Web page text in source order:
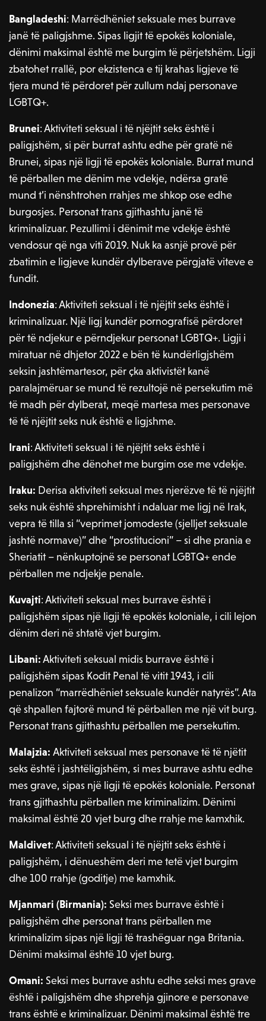
Bangladeshi: Marrëdhëniet seksuale mes burrave
janë të paligjshme. Sipas ligjit të epokës koloniale,
dënimi maksimal është me burgim të përjetshëm. Ligji
zbatohet rrallë, por ekzistenca e tij krahas ligjeve të
tjera mund të përdoret për zullum ndaj personave
LGBTQ+.
Brunei: Aktiviteti seksual i të njëjtit seks është i
paligjshëm, si për burrat ashtu edhe për gratë në
Brunei, sipas një ligji të epokës koloniale. Burrat mund
të përballen me dënim me vdekje, ndërsa gratë
mund t’i nënshtrohen rrahjes me shkop ose edhe
burgosjes. Personat trans gjithashtu janë të
kriminalizuar. Pezullimi i dënimit me vdekje është
vendosur që nga viti 2019. Nuk ka asnjë provë për
zbatimin e ligjeve kundër dylberave përgjatë viteve e
fundit.
Indonezia: Aktiviteti seksual i të njëjtit seks është i
kriminalizuar. Një ligj kundër pornografisë përdoret
për të ndjekur e përndjekur personat LGBTQ+. Ligji i
miratuar në dhjetor 2022 e bën të kundërligjshëm
seksin jashtëmartesor, për çka aktivistët kanë
paralajmëruar se mund të rezultojë në persekutim më
të madh për dylberat, meqë martesa mes personave
të të njëjtit seks nuk është e ligjshme.
Irani: Aktiviteti seksual i të njëjtit seks është i
paligjshëm dhe dënohet me burgim ose me vdekje.
Iraku: Derisa aktiviteti seksual mes njerëzve të të njëjtit
seks nuk është shprehimisht i ndaluar me ligj në Irak,
vepra të tilla si “veprimet jomodeste (sjelljet seksuale
jashtë normave)” dhe “prostitucioni” – si dhe prania e
Sheriatit – nënkuptojnë se personat LGBTQ+ ende
përballen me ndjekje penale.
Kuvajti: Aktiviteti seksual mes burrave është i
paligjshëm sipas një ligji të epokës koloniale, i cili lejon
dënim deri në shtatë vjet burgim.
Libani:Aktiviteti seksual midis burrave është i
paligjshëm sipas Kodit Penal të vitit 1943, i cili
penalizon “marrëdhëniet seksuale kundër natyrës”. Ata
që shpallen fajtorë mund të përballen me një vit burg.
Personat trans gjithashtu përballen me persekutim.
Malajzia:Aktiviteti seksual mes personave të të njëtit
seks është i jashtëligjshëm, si mes burrave ashtu edhe
mes grave, sipas një ligji të epokës koloniale. Personat
trans gjithashtu përballen me kriminalizim. Dënimi
maksimal është 20 vjet burg dhe rrahje me kamxhik.
Maldivet: Aktiviteti seksual i të njëjtit seks është i
paligjshëm, i dënueshëm deri me tetë vjet burgim
dhe 100 rrahje (goditje) me kamxhik.
Mjanmari (Birmania): Seksi mes burrave është i
paligjshëm dhe personat trans përballen me
kriminalizim sipas një ligji të trashëguar nga Britania.
Dënimi maksimal është 10 vjet burg.
Omani: Seksi mes burrave ashtu edhe seksi mes grave
është i paligjshëm dhe shprehja gjinore e personave
trans është e kriminalizuar. Dënimi maksimal është tre